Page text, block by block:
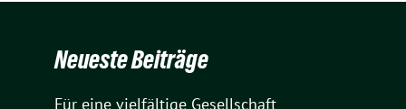
Neueste Beiträge
Für eine vielfältige Gesellschaft